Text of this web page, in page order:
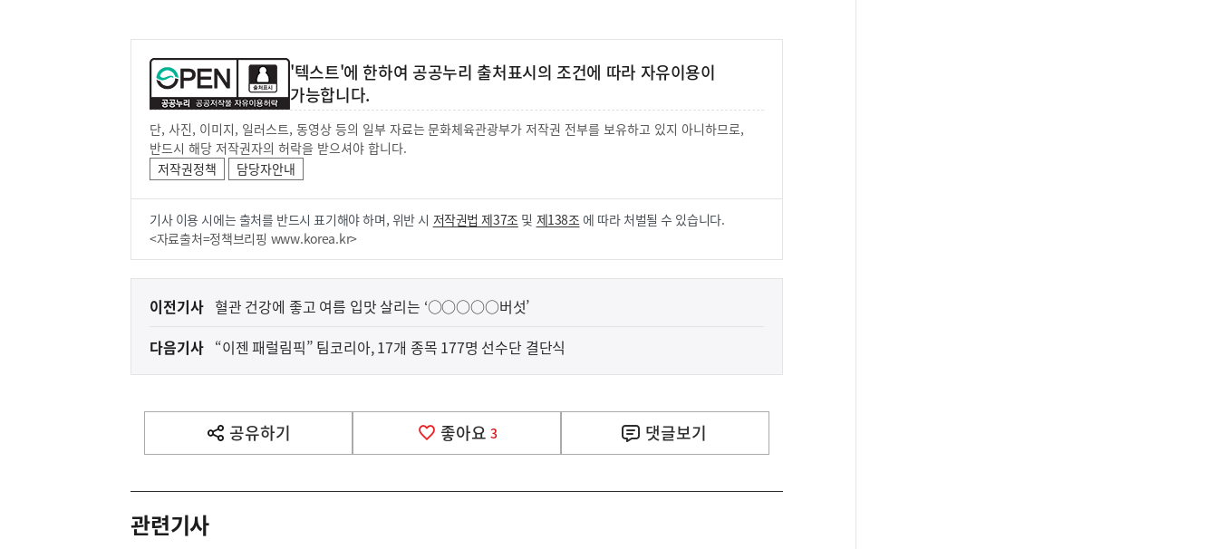
'텍스트'에 한하여 공공누리 출처표시의 조건에 따라 자유이용이
가능합니다.
단, 사진, 이미지, 일러스트, 동영상 등의 일부 자료는 문화체육관광부가 저작권 전부를 보유하고 있지 아니하므로,
반드시 해당 저작권자의 허락을 받으셔야 합니다.
저작권정책
담당자안내
기사 이용 시에는 출처를 반드시 표기해야 하며, 위반 시 저작권법 제37조 및 제138조 에 따라 처벌될 수 있습니다.
<자료출처=정책브리핑 www.korea.kr>
이
다
음
기
영
역
이전기사 혈관 건강에 좋고 여름 입맛 살리는 ‘○○○○○버섯’
다음기사 “이젠 패럴림픽” 팀코리아, 17개 종목 177명 선수단 결단식
공유하기
열
기
좋아요 3 댓글보기
관련기사